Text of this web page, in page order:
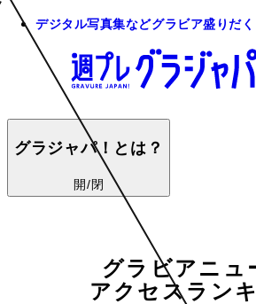
デジタル写真集などグラビア盛りだ
グラジャパ！とは？
開/閉
グラビアニュ
アクセスラン